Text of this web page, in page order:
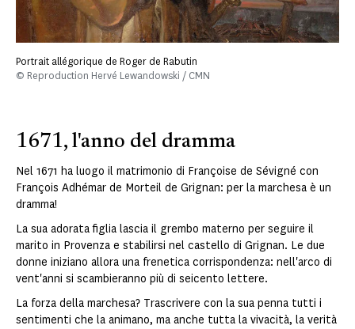
Portrait allégorique de Roger de Rabutin
© Reproduction Hervé Lewandowski / CMN
1671, l'anno del dramma
Nel 1671 ha luogo il matrimonio di Françoise de Sévigné con
François Adhémar de Morteil de Grignan: per la marchesa è un
dramma!
La sua adorata figlia lascia il grembo materno per seguire il
marito in Provenza e stabilirsi nel castello di Grignan. Le due
donne iniziano allora una frenetica corrispondenza: nell'arco di
vent'anni si scambieranno più di seicento lettere.
La forza della marchesa? Trascrivere con la sua penna tutti i
sentimenti che la animano, ma anche tutta la vivacità, la verità